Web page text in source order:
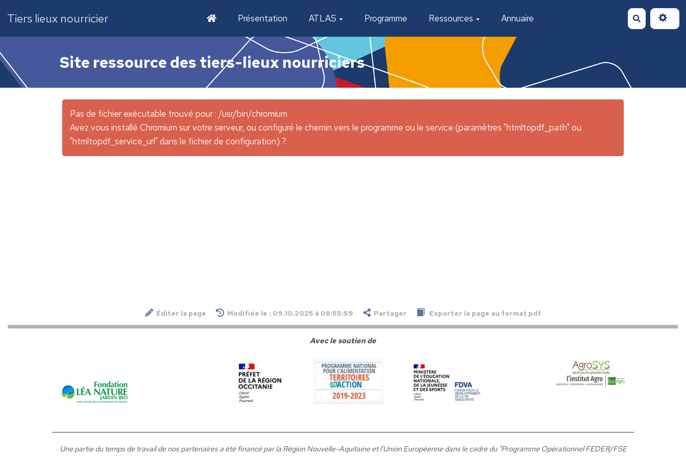
Tiers lieux nourricier Présentation ATLAS Programme Ressources Annuaire Rechercher
Site ressource des tiers-lieux nourriciers
Pas de fichier exécutable trouvé pour : /usr/bin/chromium
Avez vous installé Chromium sur votre serveur, ou configuré le chemin vers le programme ou le service (paramètres "htmltopdf_path" ou
"htmltopdf_service_url" dans le fichier de configuration) ?.
Éditer la page Modifiée le : 09.10.2025 à 08:55:59 Partager Exporter la page au format pdf
Avec le soutien de
Une partie du temps de travail de nos partenaires a été financé par la Région Nouvelle-Aquitaine et l'Union Européenne dans le cadre du "Programme Opérationnel FEDER/FSE